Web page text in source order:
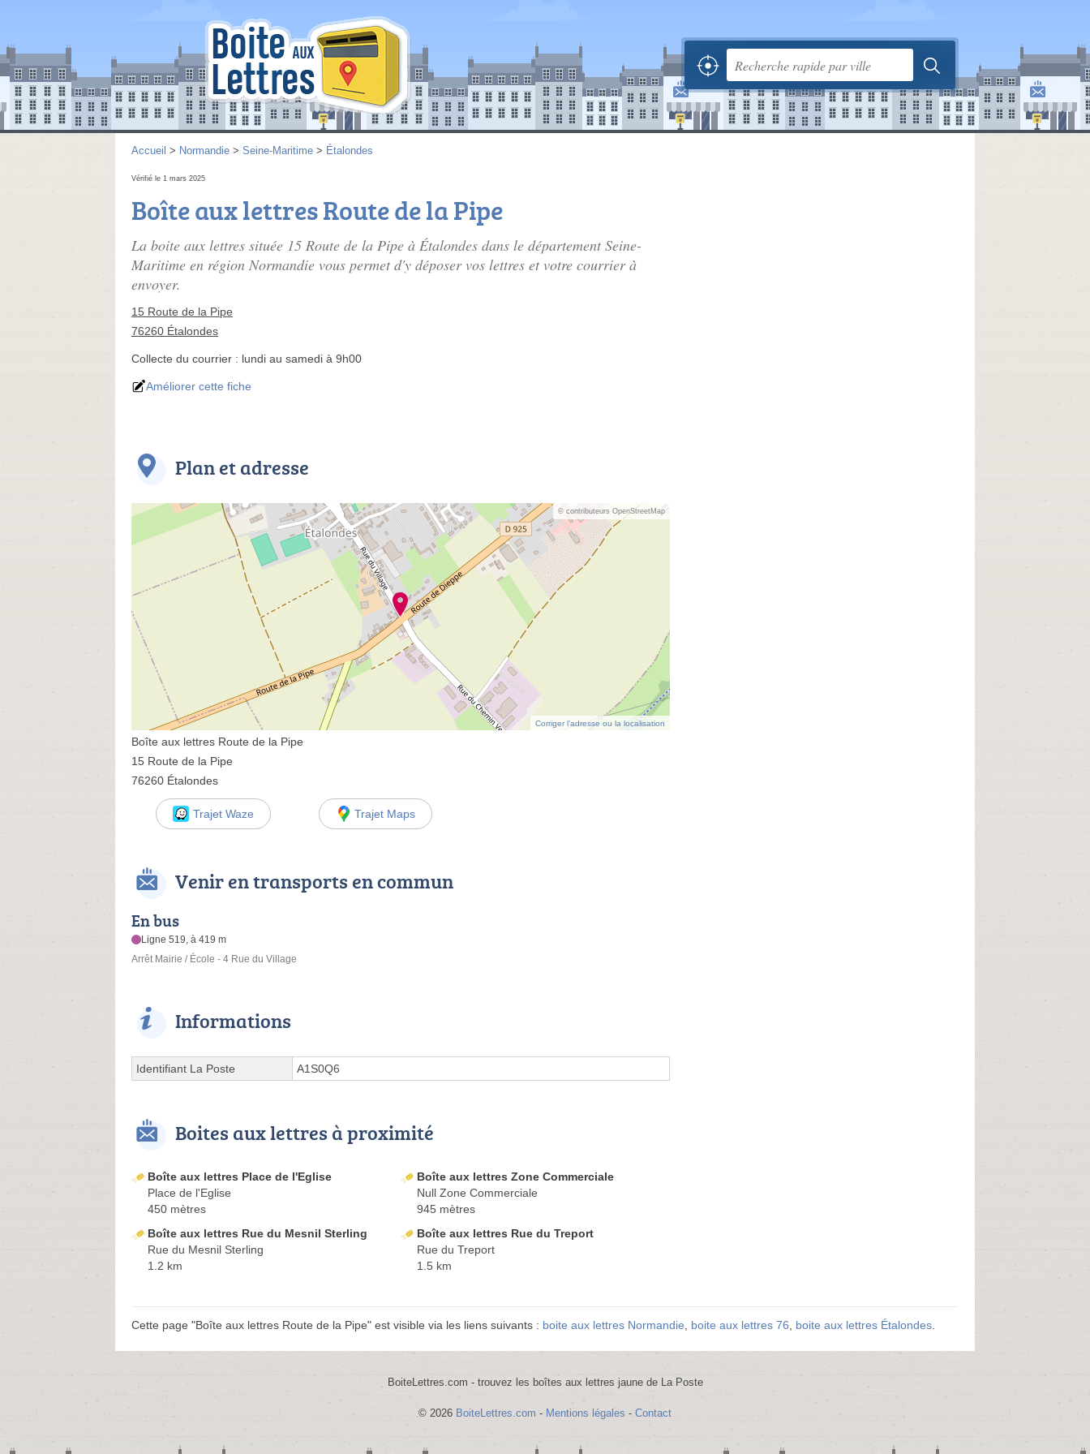
Accueil > Normandie > Seine-Maritime > Étalondes
Vérifié le 1 mars 2025
Boîte aux lettres Route de la Pipe
La boite aux lettres située 15 Route de la Pipe à Étalondes dans le département Seine-
Maritime en région Normandie vous permet d'y déposer vos lettres et votre courrier à
envoyer.
15 Route de la Pipe
76260 Étalondes
Collecte du courrier : lundi au samedi à 9h00
Améliorer cette fiche
Plan et adresse
© contributeurs OpenStreetMap
Corriger l’adresse ou la localisation
Boîte aux lettres Route de la Pipe
15 Route de la Pipe
76260 Étalondes
Trajet Waze Trajet Maps
Venir en transports en commun
En bus
Ligne 519, à 419 m
Arrêt Mairie / École - 4 Rue du Village
Informations
Identifiant La Poste A1S0Q6
Boites aux lettres à proximité
Boîte aux lettres Place de l'Eglise
Place de l'Eglise
450 mètres
Boîte aux lettres Zone Commerciale
Null Zone Commerciale
945 mètres
Boîte aux lettres Rue du Mesnil Sterling
Rue du Mesnil Sterling
1.2 km
Boîte aux lettres Rue du Treport
Rue du Treport
1.5 km
Cette page "Boîte aux lettres Route de la Pipe" est visible via les liens suivants : boite aux lettres Normandie, boite aux lettres 76, boite aux lettres Étalondes.
BoiteLettres.com - trouvez les boîtes aux lettres jaune de La Poste
© 2026 BoiteLettres.com - Mentions légales - Contact